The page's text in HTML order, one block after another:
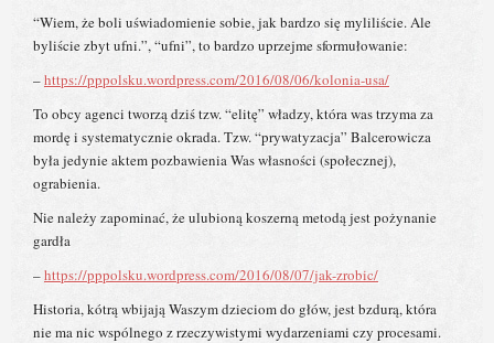
“Wiem, że boli uświadomienie sobie, jak bardzo się myliliście. Ale
byliście zbyt ufni.”, “ufni”, to bardzo uprzejme sformułowanie:
–https://pppolsku.wordpress.com/2016/08/06/kolonia-usa/
To obcy agenci tworzą dziś tzw. “elitę” władzy, która was trzyma za
mordę i systematycznie okrada. Tzw. “prywatyzacja” Balcerowicza
była jedynie aktem pozbawienia Was własności (społecznej),
ograbienia.
Nie należy zapominać, że ulubioną koszerną metodą jest pożynanie
gardła
–https://pppolsku.wordpress.com/2016/08/07/jak-zrobic/
Historia, kótrą wbijają Waszym dzieciom do głów, jest bzdurą, która
nie ma nic wspólnego z rzeczywistymi wydarzeniami czy procesami.